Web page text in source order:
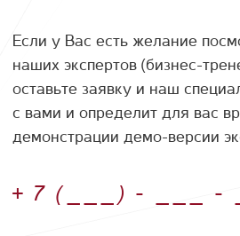
Если у Вас есть желание
наших экспертов (бизнес-
оставьте заявку и наш
с вами и определит для вас
демонстрации демо-версии
Номер телефона